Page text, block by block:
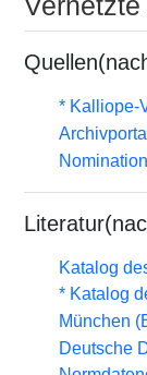
* Kalliope-
Katalog
* Katalog
München
Deutsche